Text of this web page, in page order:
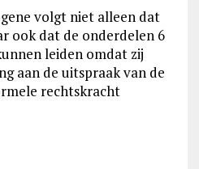
volgt niet alleen dat
ook dat de onderdelen 6
leiden omdat zij
aan de uitspraak van de
rechtskracht